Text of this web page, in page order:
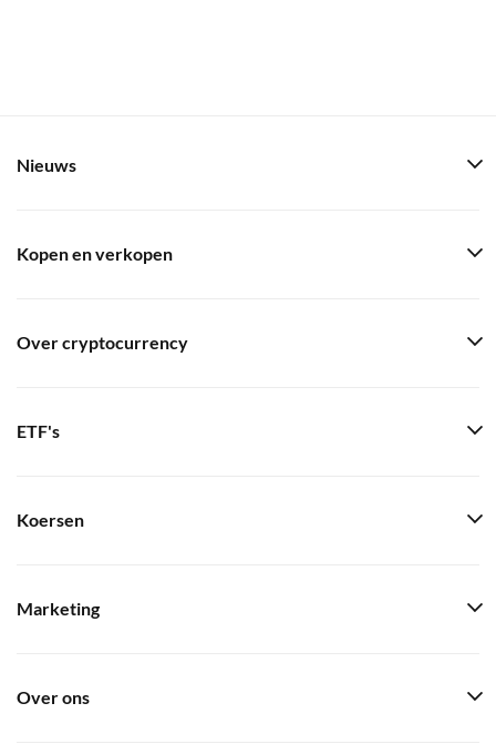
Nieuws
Kopen en verkopen
Over cryptocurrency
ETF's
Koersen
Marketing
Over ons